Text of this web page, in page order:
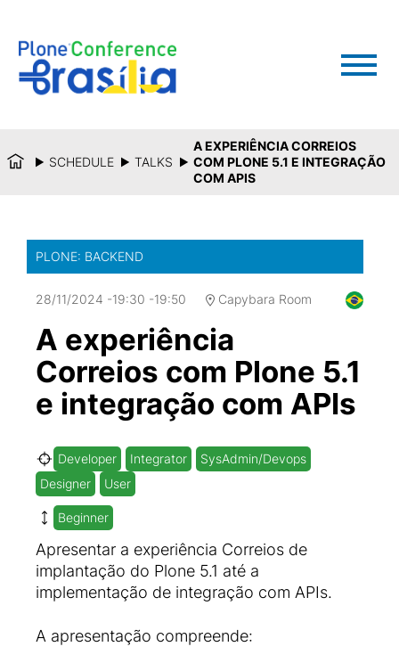
SCHEDULE TALKS
A EXPERIÊNCIA CORREIOS
COM PLONE 5.1 E INTEGRAÇÃO
COM APIS
PLONE: BACKEND
28/11/2024 -19:30 -19:50 Capybara Room
A experiência
Correios com Plone 5.1
e integração com APIs
Developer Integrator
SysAdmin/Devops
Designer
User
Beginner
Apresentar a experiência Correios de
implantação do Plone 5.1 até a
implementação de integração com APIs.
A apresentação compreende: